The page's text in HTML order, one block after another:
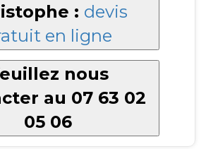
: devis
en ligne
nous
au 07 63 02
05 06